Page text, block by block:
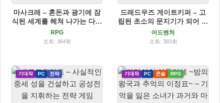
마사크레 – 혼돈과 광기에 잠
식된 세계를 헤쳐 나가는 다크
액션 RPG
RPG
조회: 364회
드레드우즈 게이트키퍼 – 고
립된 초소의 문지기가 되어 기
묘한 비밀을 파헤치는 심리 호
러 게임
어드벤처
조회: 383회
기대작 PC 전략 기대작 PC 콘솔 RPG